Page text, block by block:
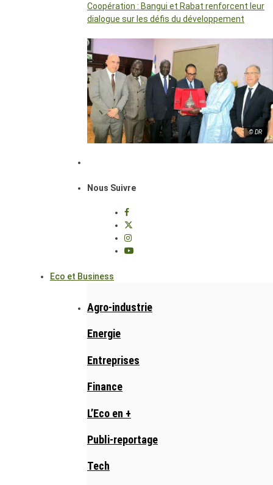
Coopération : Bangui et Rabat renforcent leur
dialogue sur les défis du développement
© DR
Nous Suivre
Eco et Business
Agro-industrie
Energie
Entreprises
Finance
L’Eco en +
Publi-reportage
Tech